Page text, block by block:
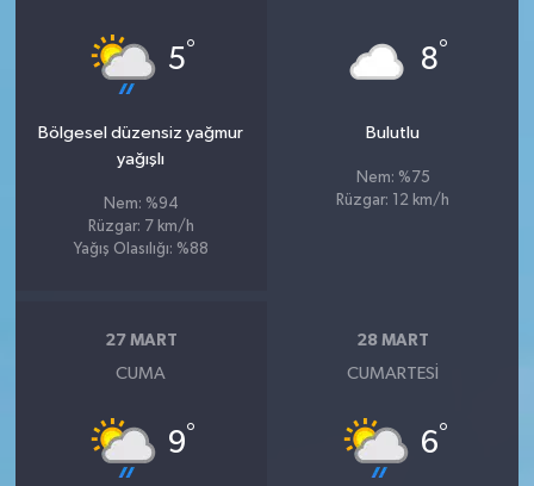
5°
Bölgesel düzensiz yağmur
yağışlı
Nem: %94
Rüzgar: 7 km/h
Yağış Olasılığı: %88
8°
Bulutlu
Nem: %75
Rüzgar: 12 km/h
27 MART
CUMA
9°
28 MART
CUMARTESI
6°